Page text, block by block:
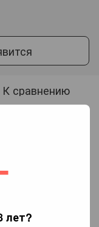
лет?
К сравнению